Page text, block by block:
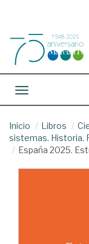
Toggle navigation
Inicio Libros
sistemas. Historia.
España 2025.